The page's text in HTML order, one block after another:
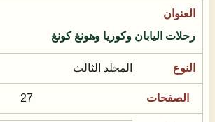
رحلات اليابان وكوريا وهونغ كونغ
المجلد الثالث
27